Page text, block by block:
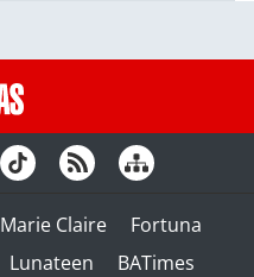
Marie Claire
Fortuna
Lunateen BATimes